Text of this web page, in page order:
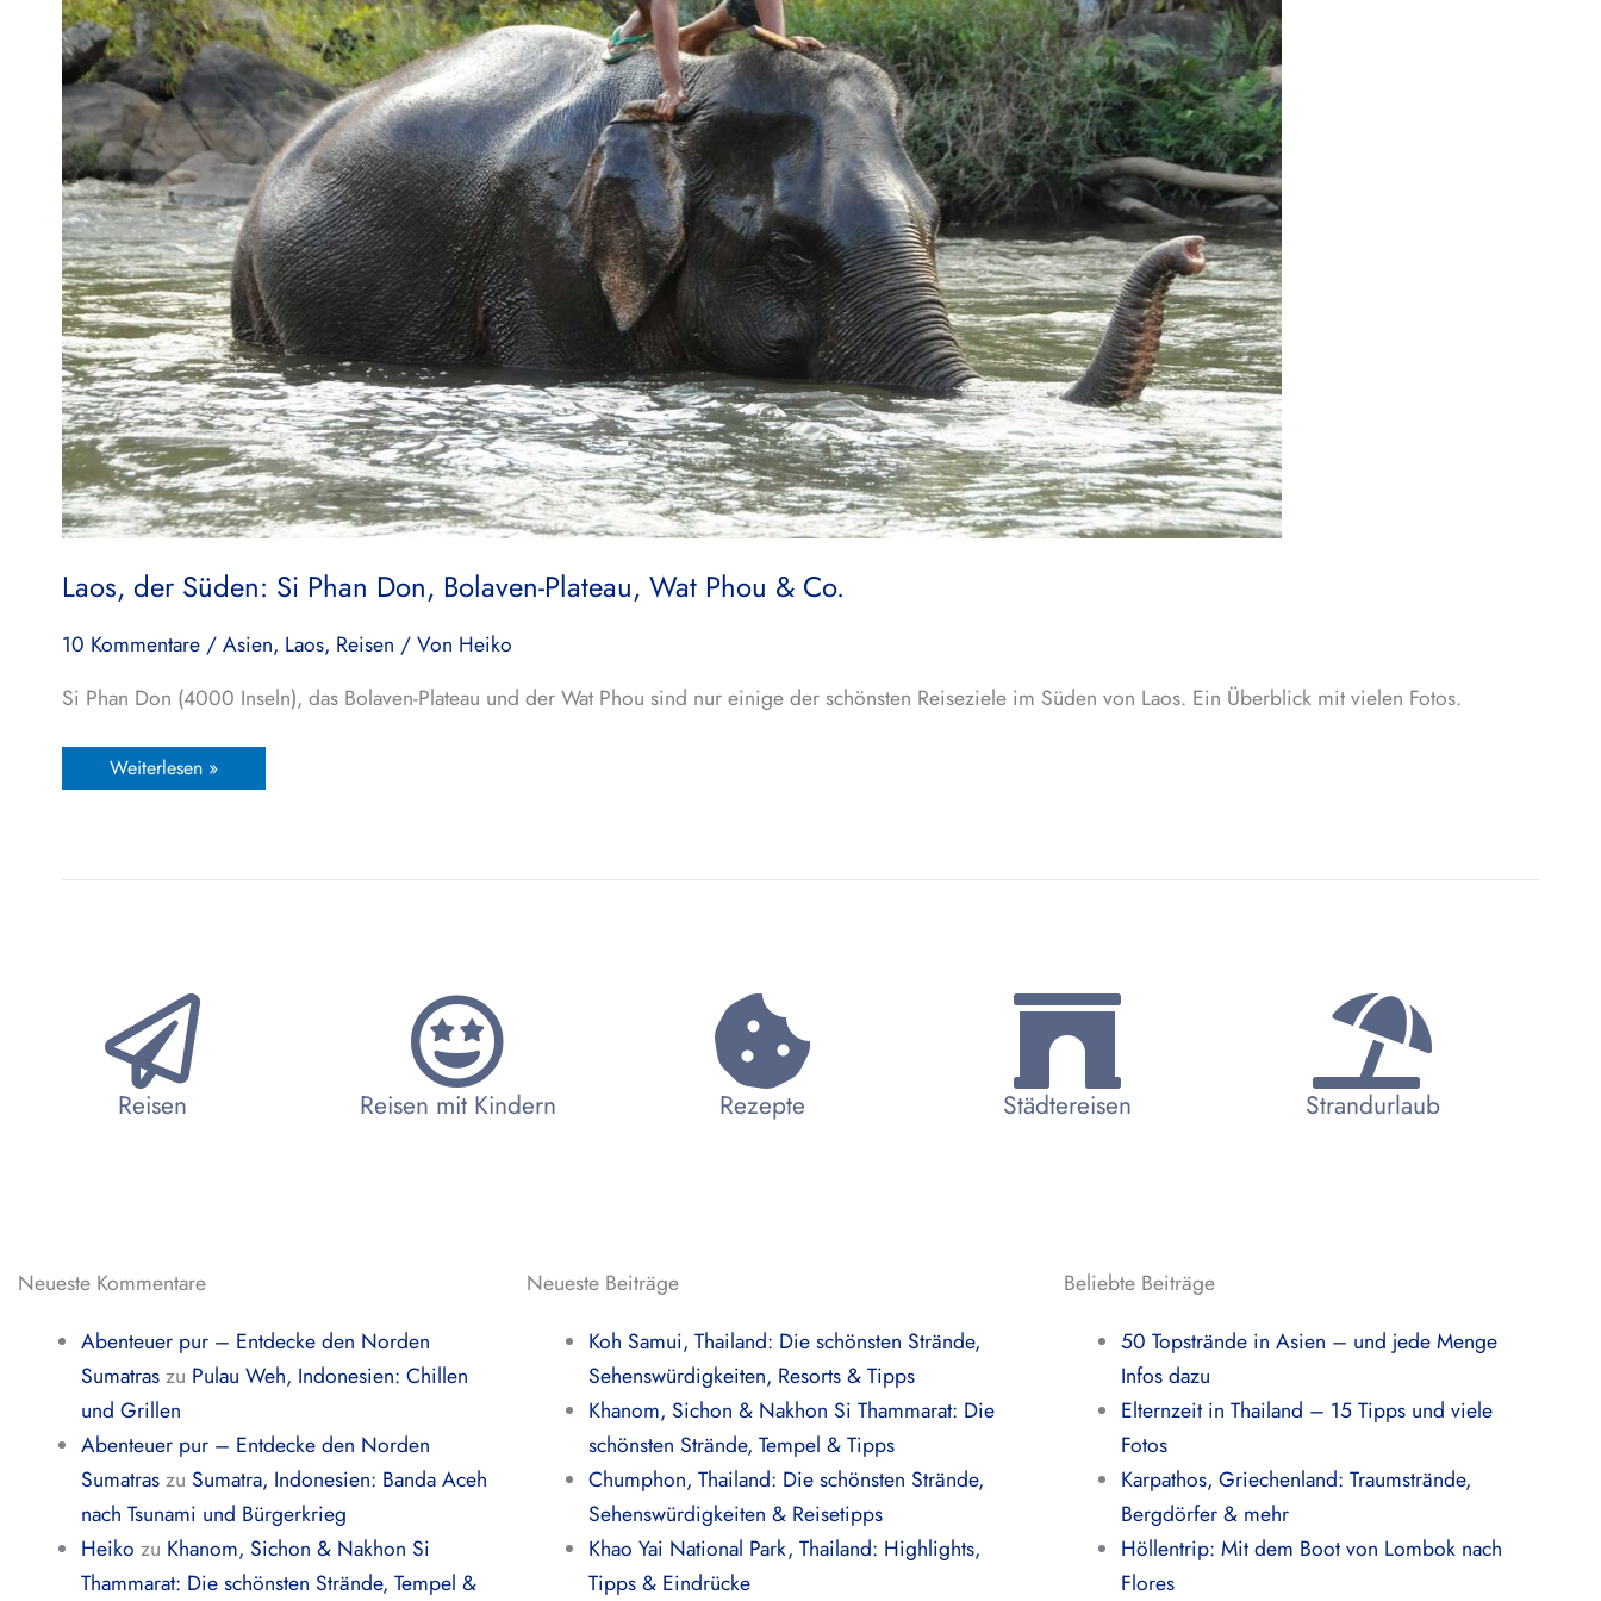
Laos, der Süden: Si Phan Don, Bolaven-Plateau, Wat Phou & Co.
10 Kommentare/Asien, Laos, Reisen / Von Heiko
Si Phan Don (4000 Inseln), das Bolaven-Plateau und der Wat Phou sind nur einige der schönsten Reiseziele im Süden von Laos. Ein Überblick mit vielen Fotos.
Weiterlesen »
Reisen Reisen mit Kindern Rezepte Städtereisen Strandurlaub
Neueste Kommentare
Abenteuer pur – Entdecke den Norden
Sumatraszu Pulau Weh, Indonesien: Chillen
und Grillen
Abenteuer pur – Entdecke den Norden
Sumatraszu Sumatra, Indonesien: Banda Aceh
nach Tsunami und Bürgerkrieg
Heiko zu Khanom, Sichon & Nakhon Si
Thammarat: Die schönsten Strände, Tempel &
Neueste Beiträge
Koh Samui, Thailand: Die schönsten Strände,
Sehenswürdigkeiten, Resorts & Tipps
Khanom, Sichon & Nakhon Si Thammarat: Die
schönsten Strände, Tempel & Tipps
Chumphon, Thailand: Die schönsten Strände,
Sehenswürdigkeiten & Reisetipps
Khao Yai National Park, Thailand: Highlights,
Tipps & Eindrücke
Beliebte Beiträge
50 Topstrände in Asien – und jede Menge
Infos dazu
Elternzeit in Thailand – 15 Tipps und viele
Fotos
Karpathos, Griechenland: Traumstrände,
Bergdörfer & mehr
Höllentrip: Mit dem Boot von Lombok nach
Flores